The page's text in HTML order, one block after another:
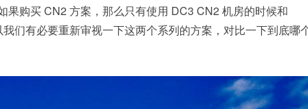
购买 CN2 方案，那么只有使用 DC3 CN2 机房的时候和
们有必要重新审视一下这两个系列的方案，对比一下到底哪